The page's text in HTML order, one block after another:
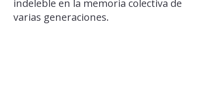
indeleble en la memoria colectiva de
varias generaciones.